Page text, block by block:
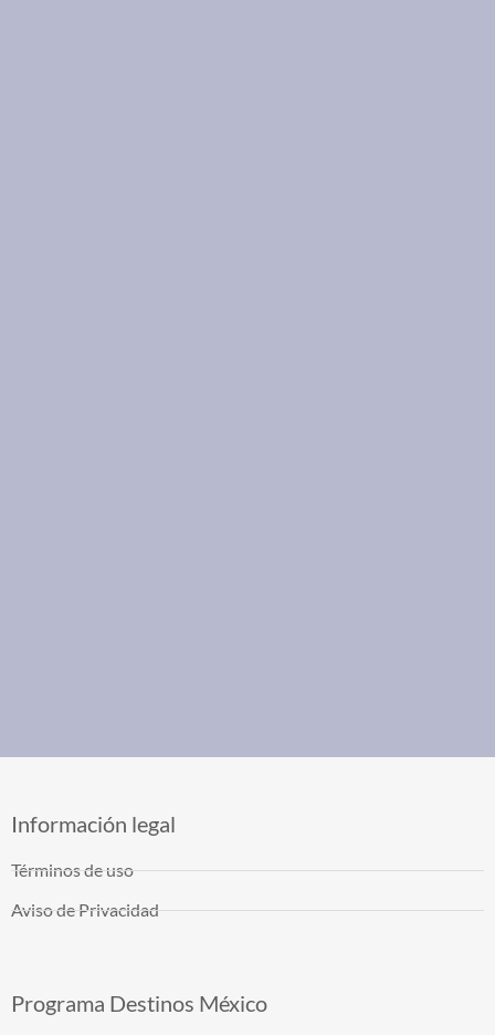
Información legal
Términos de uso
Aviso de Privacidad
Programa Destinos México